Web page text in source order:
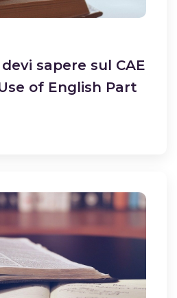
sapere sul CAE
of English Part